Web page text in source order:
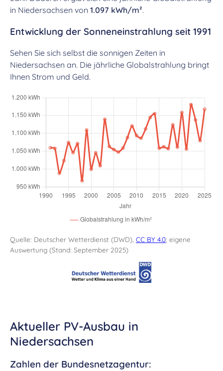
in Niedersachsen von 1.097 kWh/m².
Entwicklung der Sonneneinstrahlung seit 1991
Sehen Sie sich selbst die sonnigen Zeiten in
Niedersachsen an. Die jährliche Globalstrahlung bringt
Ihnen Strom und Geld.
Quelle: Deutscher Wetterdienst (DWD), CC BY 4.0; eigene
Auswertung (Stand: September 2025)
Aktueller PV-Ausbau in
Niedersachsen
Zahlen der Bundesnetzagentur: